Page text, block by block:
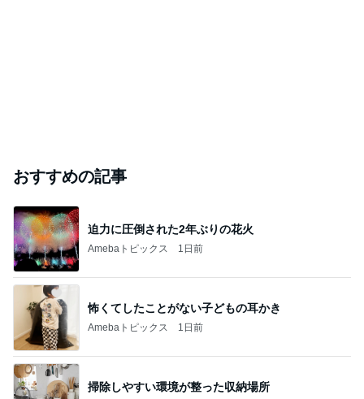
おすすめの記事
迫力に圧倒された2年ぶりの花火
Amebaトピックス 1日前
怖くてしたことがない子どもの耳かき
Amebaトピックス 1日前
掃除しやすい環境が整った収納場所